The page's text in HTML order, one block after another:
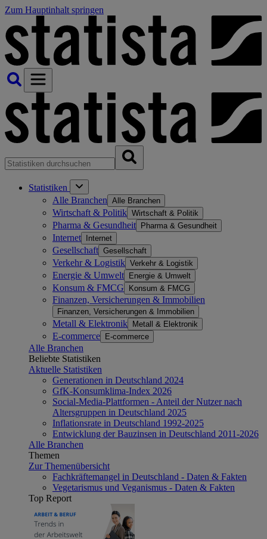
Zum Hauptinhalt springen
Statistiken
Alle Branchen Alle Branchen
Wirtschaft & Politik Wirtschaft & Politik
Pharma & Gesundheit Pharma & Gesundheit
Internet Internet
Gesellschaft Gesellschaft
Verkehr & Logistik Verkehr & Logistik
Energie & Umwelt Energie & Umwelt
Konsum & FMCG Konsum & FMCG
Finanzen, Versicherungen & Immobilien
Finanzen, Versicherungen & Immobilien
Metall & Elektronik Metall & Elektronik
E-commerce E-commerce
Alle Branchen
Beliebte Statistiken
Aktuelle Statistiken
Generationen in Deutschland 2024
GfK-Konsumklima-Index 2026
Social-Media-Plattformen - Anteil der Nutzer nach
Altersgruppen in Deutschland 2025
Inflationsrate in Deutschland 1992-2025
Entwicklung der Bauzinsen in Deutschland 2011-2026
Alle Branchen
Themen
Zur Themenübersicht
Fachkräftemangel in Deutschland - Daten & Fakten
Vegetarismus und Veganismus - Daten & Fakten
Top Report